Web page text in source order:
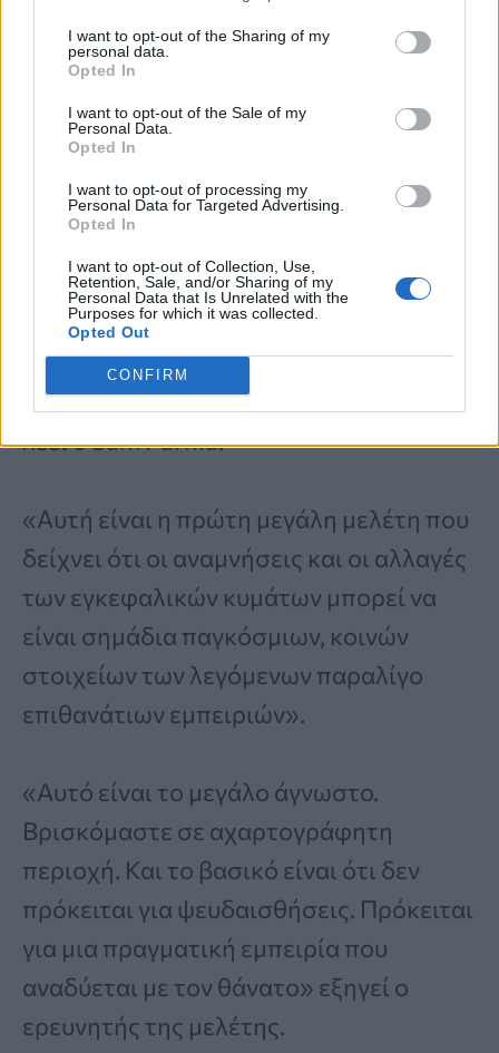
I want to opt-out of the Sharing of my
personal data.
Opted In
I want to opt-out of the Sale of my
Personal Data.
Opted In
I want to opt-out of processing my
Personal Data for Targeted Advertising.
Opted In
I want to opt-out of Collection, Use,
Retention, Sale, and/or Sharing of my
Personal Data that Is Unrelated with the
Purposes for which it was collected.
Opted Out
CONFIRM
νευρολογική δραστηριότητα, με το 40%
των επιζώντων να ανακτούν τους
καρδιακούς παλμούς έως και μία ώρα
μετά την ΚΑΡΠΑ.
«Παρόλο που οι γιατροί πίστευαν από
μόνιμη βλάβη περίπου 10 λεπτά αφού η
καρδιά σταματήσει να του παρέχει
οξυγόνο, η εργασία μας διαπίστωσε ότι
ο εγκέφαλος συνεχίζει να λειτουργεί»
λέει ο Sam Parnia.
«Αυτή είναι η πρώτη μεγάλη μελέτη που
δείχνει ότι οι αναμνήσεις και οι αλλαγές
των εγκεφαλικών κυμάτων μπορεί να
είναι σημάδια παγκόσμιων, κοινών
στοιχείων των λεγόμενων παραλίγο
επιθανάτιων εμπειριών».
«Αυτό είναι το μεγάλο άγνωστο.
Βρισκόμαστε σε αχαρτογράφητη
περιοχή. Και το βασικό είναι ότι δεν
πρόκειται για ψευδαισθήσεις. Πρόκειται
για μια πραγματική εμπειρία που
αναδύεται με τον θάνατο» εξηγεί ο
ερευνητής της μελέτης.